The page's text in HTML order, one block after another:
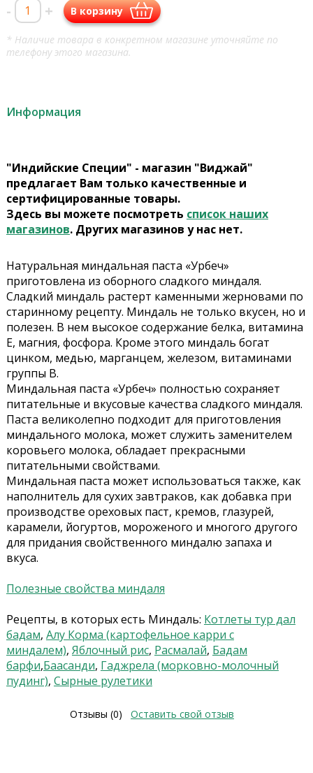
- + В корзину
* Наличие товара в конкретном магазине уточняйте по
телефону этого магазина.
Информация
"Индийские Специи" - магазин "Виджай"
предлагает Вам только качественные и
сертифицированные товары.
Здесь вы можете посмотреть список наших
магазинов. Других магазинов у нас нет.
Натуральная миндальная паста «Урбеч»
приготовлена из оборного сладкого миндаля.
Сладкий миндаль растерт каменными жерновами по
старинному рецепту. Миндаль не только вкусен, но и
полезен. В нем высокое содержание белка, витамина
Е, магния, фосфора. Кроме этого миндаль богат
цинком, медью, марганцем, железом, витаминами
группы В.
Миндальная паста «Урбеч» полностью сохраняет
питательные и вкусовые качества сладкого миндаля.
Паста великолепно подходит для приготовления
миндального молока, может служить заменителем
коровьего молока, обладает прекрасными
питательными свойствами.
Миндальная паста может использоваться также, как
наполнитель для сухих завтраков, как добавка при
производстве ореховых паст, кремов, глазурей,
карамели, йогуртов, мороженого и многого другого
для придания свойственного миндалю запаха и
вкуса.
Полезные свойства миндаля
Рецепты, в которых есть Миндаль: Котлеты тур дал
бадам, Алу Корма (картофельное карри с
миндалем), Яблочный рис, Расмалай, Бадам
барфи,Баасанди, Гаджрела (морковно-молочный
пудинг), Сырные рулетики
Отзывы (0) Оставить свой отзыв